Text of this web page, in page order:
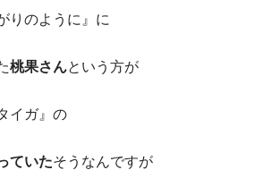
りのように』に
桃果さんという方が
イガ』の
ていたそうなんですが